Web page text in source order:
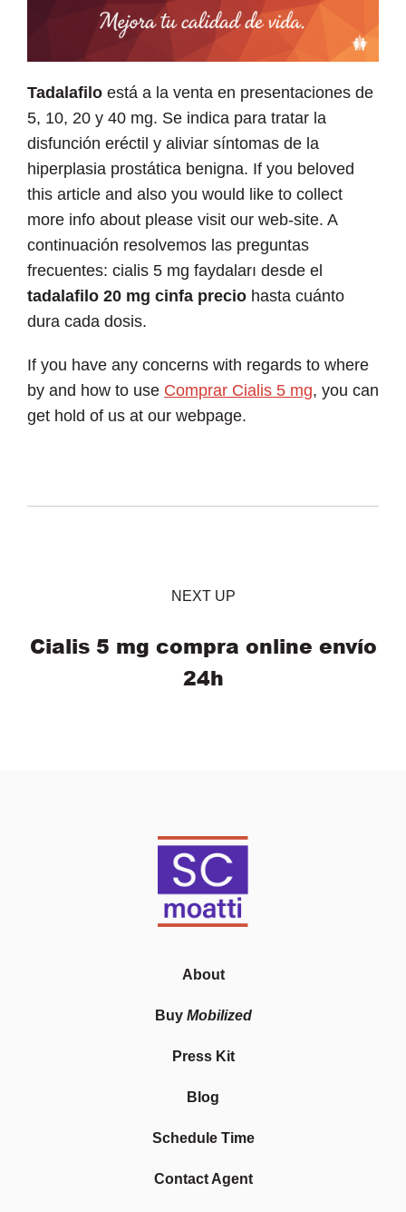
Tadalafilo está a la venta en presentaciones de
5, 10, 20 y 40 mg. Se indica para tratar la
disfunción eréctil y aliviar síntomas de la
hiperplasia prostática benigna. If you beloved
this article and also you would like to collect
more info about please visit our web-site. A
continuación resolvemos las preguntas
frecuentes: cialis 5 mg faydaları desde el
tadalafilo 20 mg cinfa precio hasta cuánto
dura cada dosis.
If you have any concerns with regards to where
by and how to use Comprar Cialis 5 mg, you can
get hold of us at our webpage.
NEXT UP
Cialis 5 mg compra online envío
24h
About
Buy Mobilized
Press Kit
Blog
Schedule Time
Contact Agent